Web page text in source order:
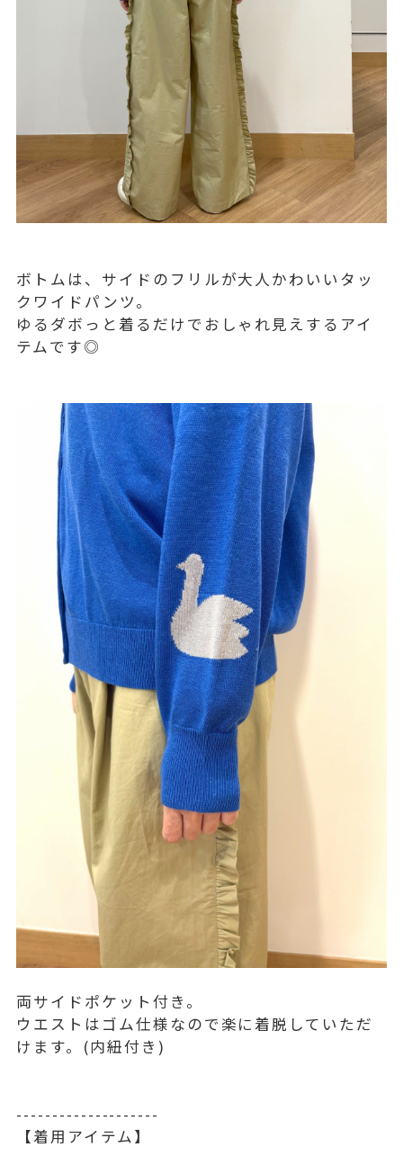
ボトムは、サイドのフリルが大人かわいいタッ
クワイドパンツ。
ゆるダボっと着るだけでおしゃれ見えするアイ
テムです◎
両サイドポケット付き。
ウエストはゴム仕様なので楽に着脱していただ
けます。(内紐付き)
--------------------
【着用アイテム】